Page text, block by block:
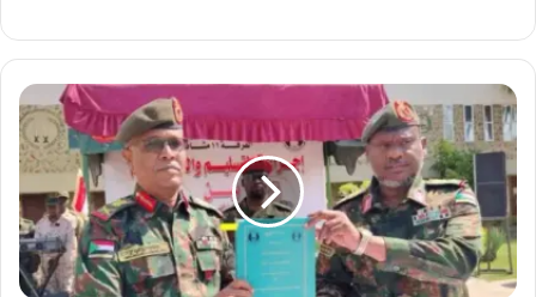
اللواء
سبدرات....وردنا
الآن